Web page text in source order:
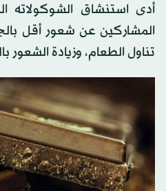
أدى استنشاق الشوكولاته
المشاركين عن شعور أقل
تناول الطعام، وزيادة الشعور